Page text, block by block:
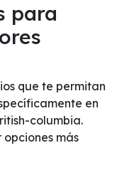
para
que te permitan
en
columbia.
más